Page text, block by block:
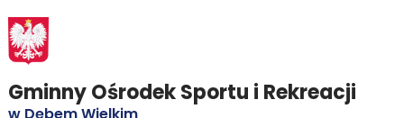
Gminny Ośrodek Sportu i Rekreacji
w Dębem Wielkim